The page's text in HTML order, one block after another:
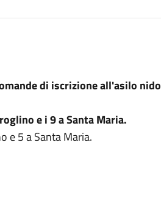
di iscrizione all'asilo nido
e i 9 a Santa Maria.
e 5 a Santa Maria.